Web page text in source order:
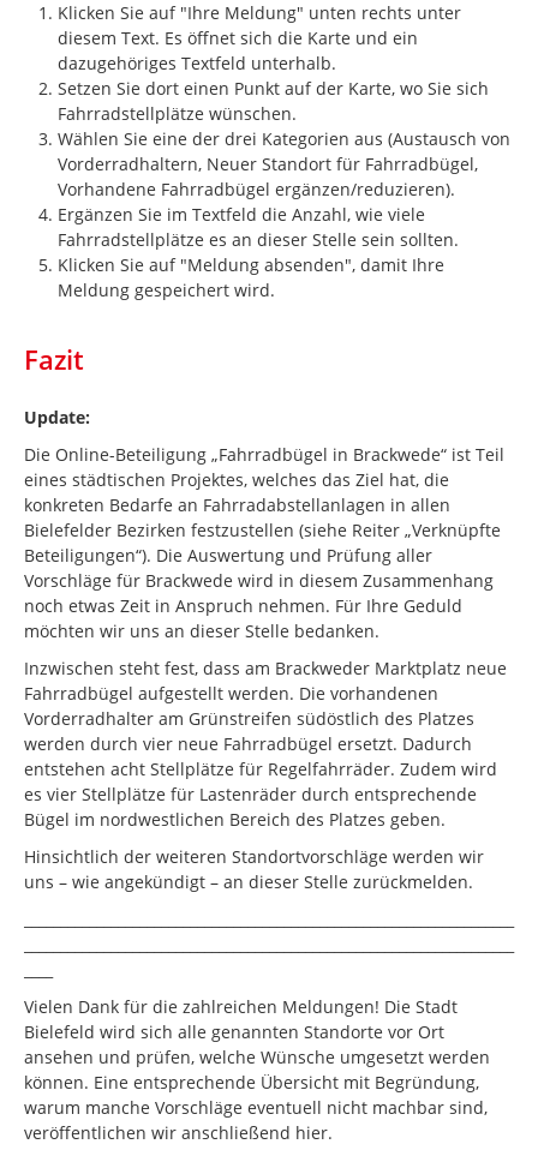
Klicken Sie auf "Ihre Meldung" unten rechts unter
diesem Text. Es öffnet sich die Karte und ein
dazugehöriges Textfeld unterhalb.
Setzen Sie dort einen Punkt auf der Karte, wo Sie sich
Fahrradstellplätze wünschen.
Wählen Sie eine der drei Kategorien aus (Austausch von
Vorderradhaltern, Neuer Standort für Fahrradbügel,
Vorhandene Fahrradbügel ergänzen/reduzieren).
Ergänzen Sie im Textfeld die Anzahl, wie viele
Fahrradstellplätze es an dieser Stelle sein sollten.
Klicken Sie auf "Meldung absenden", damit Ihre
Meldung gespeichert wird.
Fazit
Update:
Die Online-Beteiligung „Fahrradbügel in Brackwede“ ist Teil
eines städtischen Projektes, welches das Ziel hat, die
konkreten Bedarfe an Fahrradabstellanlagen in allen
Bielefelder Bezirken festzustellen (siehe Reiter „Verknüpfte
Beteiligungen“). Die Auswertung und Prüfung aller
Vorschläge für Brackwede wird in diesem Zusammenhang
noch etwas Zeit in Anspruch nehmen. Für Ihre Geduld
möchten wir uns an dieser Stelle bedanken.
Inzwischen steht fest, dass am Brackweder Marktplatz neue
Fahrradbügel aufgestellt werden. Die vorhandenen
Vorderradhalter am Grünstreifen südöstlich des Platzes
werden durch vier neue Fahrradbügel ersetzt. Dadurch
entstehen acht Stellplätze für Regelfahrräder. Zudem wird
es vier Stellplätze für Lastenräder durch entsprechende
Bügel im nordwestlichen Bereich des Platzes geben.
Hinsichtlich der weiteren Standortvorschläge werden wir
uns – wie angekündigt – an dieser Stelle zurückmelden.
Vielen Dank für die zahlreichen Meldungen! Die Stadt
Bielefeld wird sich alle genannten Standorte vor Ort
ansehen und prüfen, welche Wünsche umgesetzt werden
können. Eine entsprechende Übersicht mit Begründung,
warum manche Vorschläge eventuell nicht machbar sind,
veröffentlichen wir anschließend hier.